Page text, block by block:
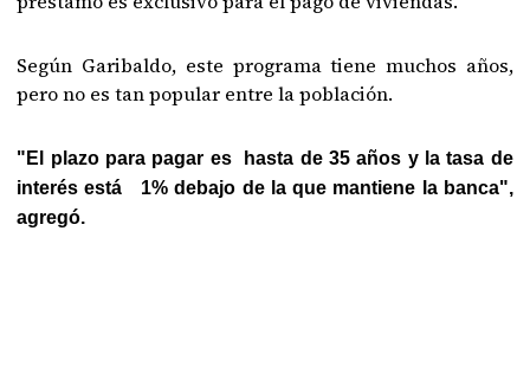
Según Garibaldo, este programa tiene muchos años,
pero no es tan popular entre la población.
"El plazo para pagar es hasta de 35 años y la tasa de
interés está 1% debajo de la que mantiene la banca",
agregó.